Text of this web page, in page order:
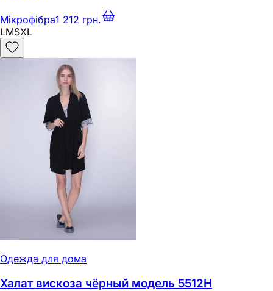
Мікрофібра1 212 грн.
LMSXL
Одежда для дома
Халат вискоза чёрный модель 5512Н